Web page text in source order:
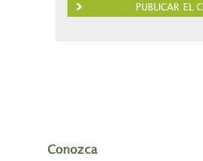
Conozca